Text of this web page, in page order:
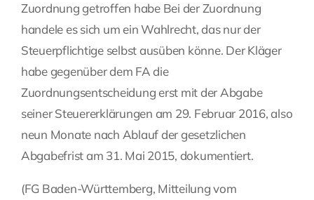
Zuordnung getroffen habe Bei der Zuordnung
handele es sich um ein Wahlrecht, das nur der
Steuerpflichtige selbst ausüben könne. Der Kläger
habe gegenüber dem FA die
Zuordnungsentscheidung erst mit der Abgabe
seiner Steuererklärungen am 29. Februar 2016, also
neun Monate nach Ablauf der gesetzlichen
Abgabefrist am 31. Mai 2015, dokumentiert.
(FG Baden-Württemberg, Mitteilung vom